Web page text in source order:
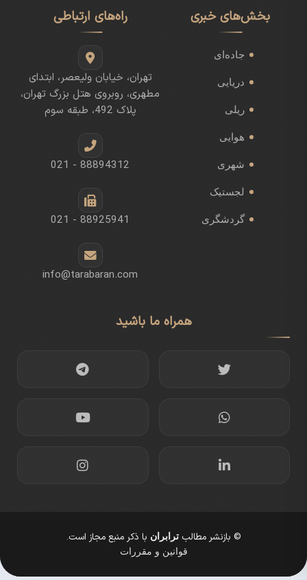
بخش‌های خبری
جاده‌ای
دریایی
ریلی
هوایی
شهری
لجستیک
گردشگری
راه‌های ارتباطی
تهران، خیابان ولیعصر، ابتدای
مطهری، روبروی هتل بزرگ تهران،
پلاک 492، طبقه سوم
021 - 88894312
021 - 88925941
info@tarabaran.com
همراه ما باشید
© بازنشر مطالبترابرانبا ذکر منبع مجاز است.
قوانین و مقررات